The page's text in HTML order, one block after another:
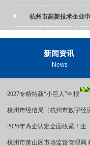
杭州市高新技术企业
新闻资讯
News
·2027专精特新“小巨人”申报
·杭州市经信局（杭州市数字经
·2026年高企认定全面收紧！企
·杭州市萧山区市场监督管理局